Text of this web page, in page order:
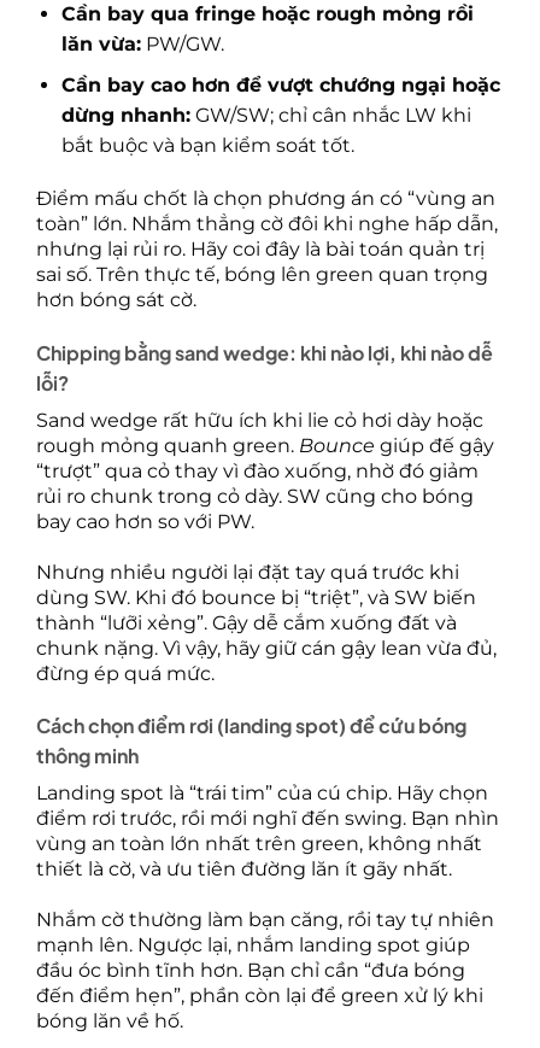
Cần bay qua fringe hoặc rough mỏng rồi
lăn vừa:PW/GW.
Cần bay cao hơn để vượt chướng ngại hoặc
dừng nhanh:GW/SW; chỉ cân nhắc LW khi
bắt buộc và bạn kiểm soát tốt.
Điểm mấu chốt là chọn phương án có “vùng an
toàn” lớn. Nhắm thẳng cờ đôi khi nghe hấp dẫn,
nhưng lại rủi ro. Hãy coi đây là bài toán quản trị
sai số. Trên thực tế, bóng lên green quan trọng
hơn bóng sát cờ.
Chipping bằng sand wedge: khi nào lợi, khi nào dễ
lỗi?
Sand wedge rất hữu ích khi lie cỏ hơi dày hoặc
rough mỏng quanh green. Bounce giúp đế gậy
“trượt” qua cỏ thay vì đào xuống, nhờ đó giảm
rủi ro chunk trong cỏ dày. SW cũng cho bóng
bay cao hơn so với PW.
Nhưng nhiều người lại đặt tay quá trước khi
dùng SW. Khi đó bounce bị “triệt”, và SW biến
thành “lưỡi xẻng”. Gậy dễ cắm xuống đất và
chunk nặng. Vì vậy, hãy giữ cán gậy lean vừa đủ,
đừng ép quá mức.
Cách chọn điểm rơi (landing spot) để cứu bóng
thông minh
Landing spot là “trái tim” của cú chip. Hãy chọn
điểm rơi trước, rồi mới nghĩ đến swing. Bạn nhìn
vùng an toàn lớn nhất trên green, không nhất
thiết là cờ, và ưu tiên đường lăn ít gãy nhất.
Nhắm cờ thường làm bạn căng, rồi tay tự nhiên
mạnh lên. Ngược lại, nhắm landing spot giúp
đầu óc bình tĩnh hơn. Bạn chỉ cần “đưa bóng
đến điểm hẹn”, phần còn lại để green xử lý khi
bóng lăn về hố.